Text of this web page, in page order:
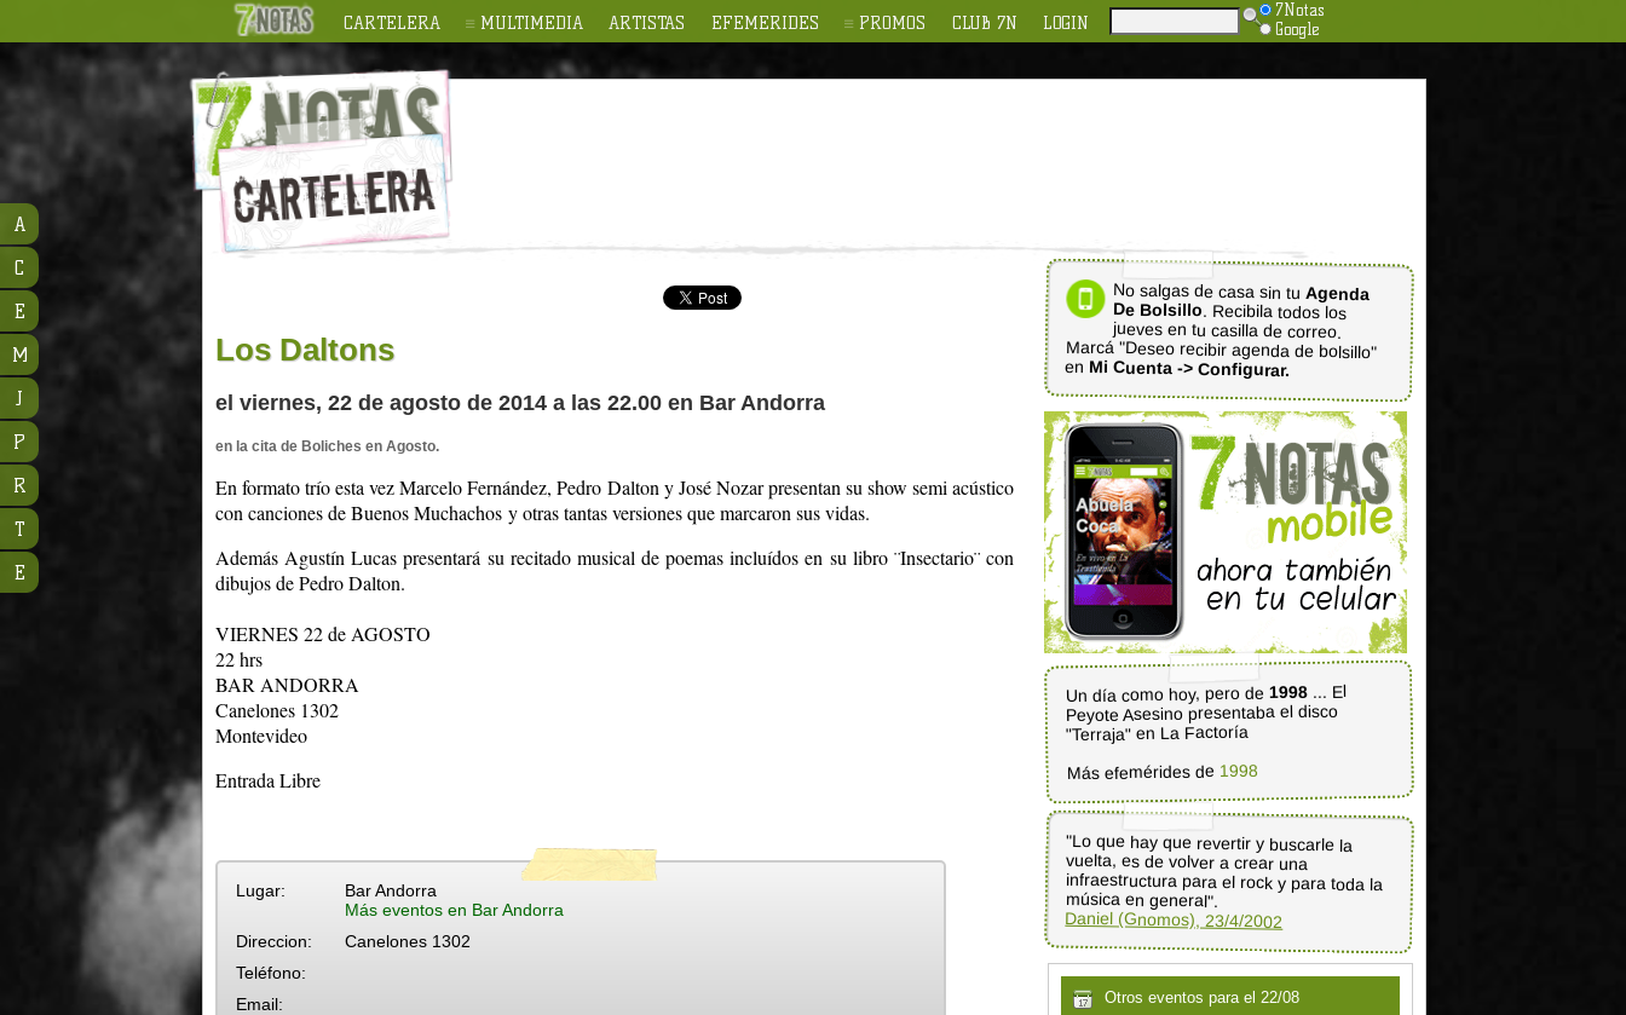
CARTELERA MULTIMEDIA ARTISTAS EFEMERIDES PROMOS CLUB 7N LOGIN
7Notas
Google
Los Daltons
el viernes, 22 de agosto de 2014 a las 22.00 en Bar Andorra
en la cita de Boliches en Agosto.
En formato trío esta vez Marcelo Fernández, Pedro Dalton y José Nozar presentan su show semi acústico
con canciones de Buenos Muchachos y otras tantas versiones que marcaron sus vidas.
Además Agustín Lucas presentará su recitado musical de poemas incluídos en su libro ¨Insectario¨ con
dibujos de Pedro Dalton.
VIERNES 22 de AGOSTO
22 hrs
BAR ANDORRA
Canelones 1302
Montevideo
Entrada Libre
Lugar:
Bar Andorra
Más eventos en Bar Andorra
Direccion:
Canelones 1302
Teléfono:
Email:
No salgas de casa sin tu Agenda
De Bolsillo. Recibila todos los
jueves en tu casilla de correo.
Marcá "Deseo recibir agenda de bolsillo"
en Mi Cuenta -> Configurar.
Un día como hoy, pero de 1998 ... El
Peyote Asesino presentaba el disco
"Terraja" en La Factoría
Más efemérides de 1998
"Lo que hay que revertir y buscarle la
vuelta, es de volver a crear una
infraestructura para el rock y para toda la
música en general".
Daniel (Gnomos), 23/4/2002
Otros eventos para el 22/08
A
C
E
M
J
P
R
T
E